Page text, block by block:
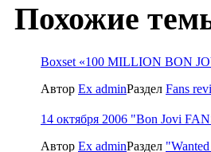
Похожие
Boxset «100 MILLION BON
Автор Ex adminРаздел Fans
14 октября 2006 "Bon Jovi
Автор Ex adminРаздел